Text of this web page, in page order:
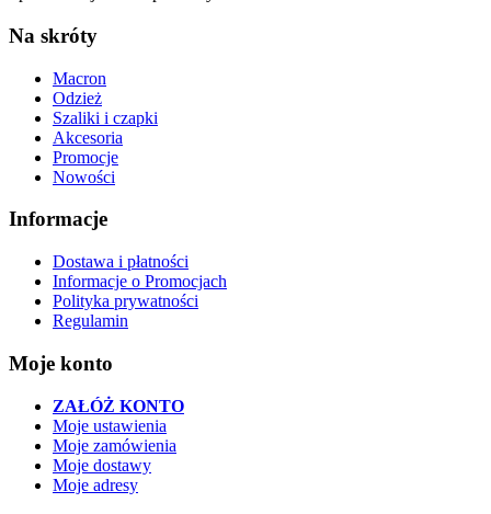
Na skróty
Macron
Odzież
Szaliki i czapki
Akcesoria
Promocje
Nowości
Informacje
Dostawa i płatności
Informacje o Promocjach
Polityka prywatności
Regulamin
Moje konto
ZAŁÓŻ KONTO
Moje ustawienia
Moje zamówienia
Moje dostawy
Moje adresy